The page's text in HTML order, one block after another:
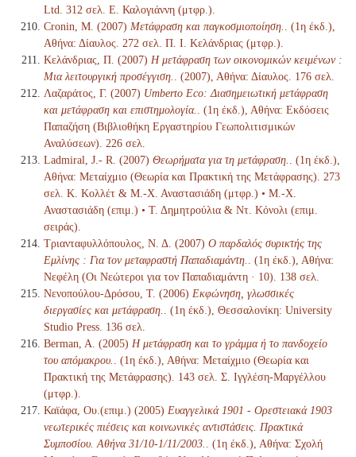
Ltd. 312 σελ. Ε. Καλογιάννη (μτφρ.).
Cronin, M. (2007) Μετάφραση και παγκοσμιοποίηση.
. (1η έκδ.),
Αθήνα: Δίαυλος. 272 σελ. Π. Ι. Κελάνδριας (μτφρ.).
Κελάνδριας, Π. (2007) Η μετάφραση των οικονομικών κειμένων :
Μια λειτουργική προσέγγιση.
. (2007), Αθήνα: Δίαυλος. 176 σελ.
Λαζαράτος, Γ. (2007) Umberto Eco: Διασημειωτική μετάφραση
και μετάφραση και επιστημολογία.
. (1η έκδ.), Αθήνα: Εκδόσεις
Παπαζήση (Βιβλιοθήκη Εργαστηρίου Γεωπολιτισμικών
Αναλύσεων). 226 σελ.
Ladmiral, J.- R. (2007) Θεωρήματα για τη μετάφραση.
. (1η έκδ.),
Αθήνα: Μεταίχμιο (Θεωρία και Πρακτική της Μετάφρασης). 273
σελ. Κ. Κολλέτ & Μ.-Χ. Αναστασιάδη (μτφρ.) • Μ.-Χ.
Αναστασιάδη (επιμ.) • Τ. Δημητρούλια & Ντ. Κόνολι (επιμ.
σειράς).
Τριανταφυλλόπουλος, Ν. Δ. (2007) Ο παρδαλός συρικτής της
Εμλίνης : Για τον μεταφραστή Παπαδιαμάντη.
. (1η έκδ.), Αθήνα:
Νεφέλη (Οι Νεώτεροι για τον Παπαδιαμάντη · 10). 138 σελ.
Νενοπούλου-Δρόσου, Τ. (2006) Εκφώνηση, γλωσσικές
διεργασίες και μετάφραση.
. (1η έκδ.), Θεσσαλονίκη: University
Studio Press. 136 σελ.
Berman, A. (2005) Η μετάφραση και το γράμμα ή το πανδοχείο
του απόμακρου.
. (1η έκδ.), Αθήνα: Μεταίχμιο (Θεωρία και
Πρακτική της Μετάφρασης). 143 σελ. Σ. Ιγγλέση-Μαργέλλου
(μτφρ.).
Καϊάφα, Ου.(επιμ.) (2005) Ευαγγελικά 1901 - Ορεστειακά 1903
νεωτερικές πιέσεις και κοινωνικές αντιστάσεις. Πρακτικά
Συμποσίου. Αθήνα 31/10-1/11/2003.
. (1η έκδ.), Αθήνα: Σχολή